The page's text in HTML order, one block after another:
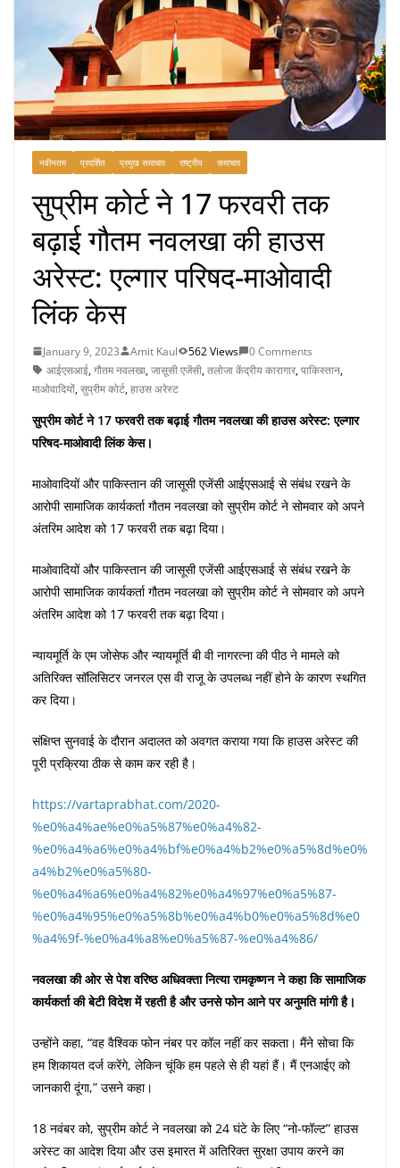
नवीनतम प्रदर्शित प्रमुख समाचार राष्ट्रीय समाचार
सुप्रीम कोर्ट ने 17 फरवरी तक
बढ़ाई गौतम नवलखा की हाउस
अरेस्ट: एल्गार परिषद-माओवादी
लिंक केस
January 9, 2023 Amit Kaul 562 Views
0 Comments
आईएसआई,गौतम नवलखा,जासूसी एजेंसी,तलोजा केंद्रीय कारागार,पाकिस्तान,
माओवादियों,सुप्रीम कोर्ट,हाउस अरेस्ट
सुप्रीम कोर्ट ने 17 फरवरी तक बढ़ाई गौतम नवलखा की हाउस अरेस्ट: एल्गार
परिषद-माओवादी लिंक केस।
माओवादियों और पाकिस्तान की जासूसी एजेंसी आईएसआई से संबंध रखने के
आरोपी सामाजिक कार्यकर्ता गौतम नवलखा को सुप्रीम कोर्ट ने सोमवार को अपने
अंतरिम आदेश को 17 फरवरी तक बढ़ा दिया।
माओवादियों और पाकिस्तान की जासूसी एजेंसी आईएसआई से संबंध रखने के
आरोपी सामाजिक कार्यकर्ता गौतम नवलखा को सुप्रीम कोर्ट ने सोमवार को अपने
अंतरिम आदेश को 17 फरवरी तक बढ़ा दिया।
न्यायमूर्ति के एम जोसेफ और न्यायमूर्ति बी वी नागरत्ना की पीठ ने मामले को
अतिरिक्त सॉलिसिटर जनरल एस वी राजू के उपलब्ध नहीं होने के कारण स्थगित
कर दिया।
संक्षिप्त सुनवाई के दौरान अदालत को अवगत कराया गया कि हाउस अरेस्ट की
पूरी प्रक्रिया ठीक से काम कर रही है।
https://vartaprabhat.com/2020-
%e0%a4%ae%e0%a5%87%e0%a4%82-
%e0%a4%a6%e0%a4%bf%e0%a4%b2%e0%a5%8d%e0%
a4%b2%e0%a5%80-
%e0%a4%a6%e0%a4%82%e0%a4%97%e0%a5%87-
%e0%a4%95%e0%a5%8b%e0%a4%b0%e0%a5%8d%e0
%a4%9f-%e0%a4%a8%e0%a5%87-%e0%a4%86/
नवलखा की ओर से पेश वरिष्ठ अधिवक्ता नित्या रामकृष्णन ने कहा कि सामाजिक
कार्यकर्ता की बेटी विदेश में रहती है और उनसे फोन आने पर अनुमति मांगी है।
उन्होंने कहा, “वह वैश्विक फोन नंबर पर कॉल नहीं कर सकता। मैंने सोचा कि
हम शिकायत दर्ज करेंगे, लेकिन चूंकि हम पहले से ही यहां हैं। मैं एनआईए को
जानकारी दूंगा,” उसने कहा।
18 नवंबर को, सुप्रीम कोर्ट ने नवलखा को 24 घंटे के लिए “नो-फॉल्ट” हाउस
अरेस्ट का आदेश दिया और उस इमारत में अतिरिक्त सुरक्षा उपाय करने का